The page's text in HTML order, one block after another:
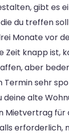
gibt es
du treffen
Monate vor
Zeit knapp ist,
aber
Termin sehr
deine alte
Mietvertrag für
erforderlich,